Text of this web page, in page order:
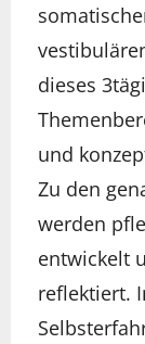
dieses
und
Zu den
werden
entwickelt
reflektiert.